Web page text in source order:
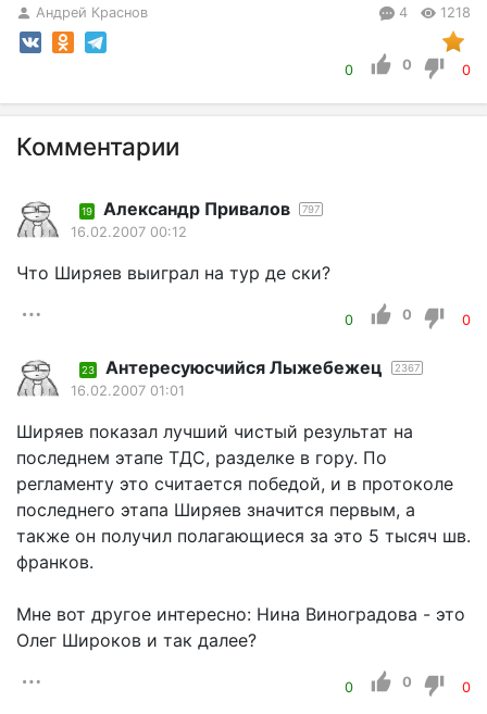
Андрей Краснов 4 1218
0 0 0
Комментарии
19 Александр Привалов 797
16.02.2007 00:12
Что Ширяев выиграл на тур де ски?
0 0 0
23 Aнтересуюсчийся Лыжебежeц 2367
16.02.2007 01:01
Ширяев показал лучший чистый результат на
последнем этапе ТДС, разделке в гору. По
регламенту это считается победой, и в протоколе
последнего этапа Ширяев значится первым, а
также он получил полагающиеся за это 5 тысяч шв.
франков.
Мне вот другое интересно: Нина Виноградова - это
Олег Широков и так далее?
0 0 0